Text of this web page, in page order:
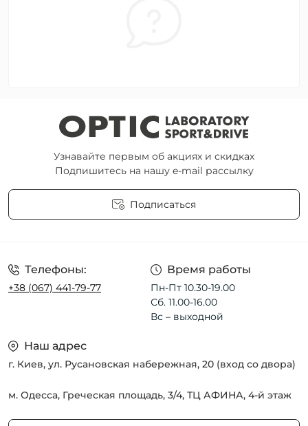
Узнавайте первым об акциях и скидках
Подпишитесь на нашу e-mail рассылку
Подписаться
Пользовательское соглашение
Телефоны:
+38 (067) 441-79-77
Время работы
Пн-Пт 10.30-19.00
Сб. 11.00-16.00
Вс – выходной
Наш адрес
г. Киев, ул. Русановская набережная, 20 (вход со двора)
м. Одесса, Греческая площадь, 3/4, ТЦ АФИНА, 4-й этаж